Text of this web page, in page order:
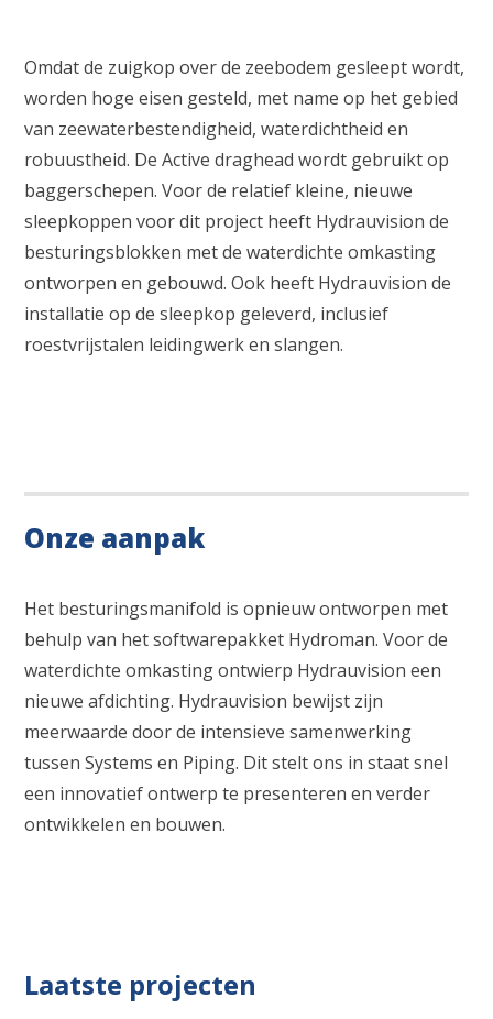
Omdat de zuigkop over de zeebodem gesleept wordt,
worden hoge eisen gesteld, met name op het gebied
van zeewaterbestendigheid, waterdichtheid en
robuustheid. De Active draghead wordt gebruikt op
baggerschepen. Voor de relatief kleine, nieuwe
sleepkoppen voor dit project heeft Hydrauvision de
besturingsblokken met de waterdichte omkasting
ontworpen en gebouwd. Ook heeft Hydrauvision de
installatie op de sleepkop geleverd, inclusief
roestvrijstalen leidingwerk en slangen.
Onze aanpak
Het besturingsmanifold is opnieuw ontworpen met
behulp van het softwarepakket Hydroman. Voor de
waterdichte omkasting ontwierp Hydrauvision een
nieuwe afdichting. Hydrauvision bewijst zijn
meerwaarde door de intensieve samenwerking
tussen Systems en Piping. Dit stelt ons in staat snel
een innovatief ontwerp te presenteren en verder
ontwikkelen en bouwen.
Laatste projecten